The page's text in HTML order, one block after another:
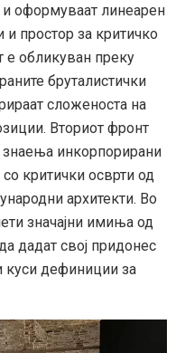
оформуваат линеарен
простор за критичко
обликуван преку
бруталистички
сложеноста на
Вториот фронт
знаења инкорпорирани
критички осврти од
архитекти. Во
значајни имиња од
дадат свој придонес
куси дефиниции за